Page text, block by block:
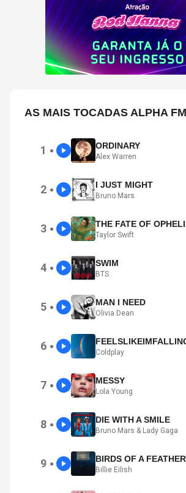
AS MAIS TOCADAS ALPHA FM
1 ● ORDINARY
Alex Warren
2 ● I JUST MIGHT
Bruno Mars
3 ● THE FATE OF
Taylor Swift
4 ● SWIM
BTS
5 ● MAN I NEED
Olivia Dean
6 ●
Coldplay
7 ● MESSY
Lola Young
8 ● DIE WITH A SMILE
Bruno Mars & Lady Gaga
9 ● BIRDS OF A FEATHER
Billie Eilish